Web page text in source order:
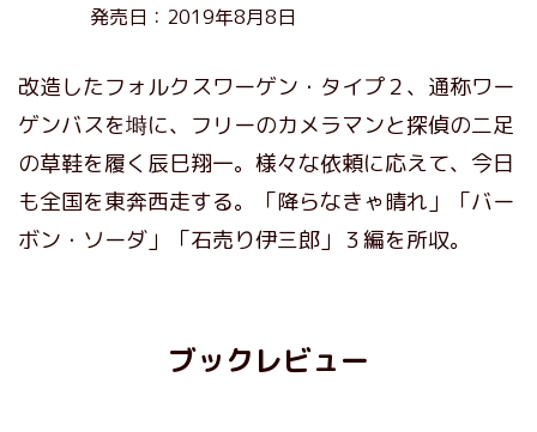
発売日：2019年8月8日
改造したフォルクスワーゲン・タイプ２、通称ワー
ゲンバスを塒に、フリーのカメラマンと探偵の二足
の草鞋を履く辰巳翔一。様々な依頼に応えて、今日
も全国を東奔西走する。「降らなきゃ晴れ」「バー
ボン・ソーダ」「石売り伊三郎」３編を所収。
ブックレビュー